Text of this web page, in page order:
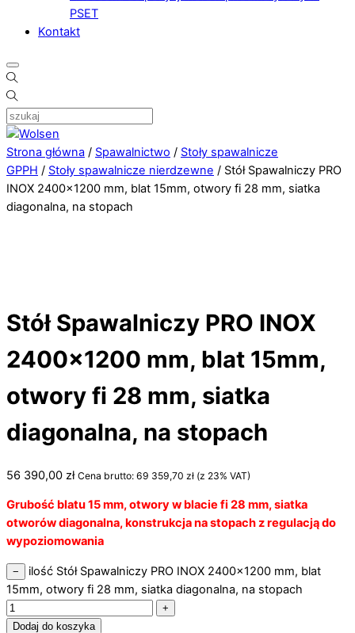
PSET
Kontakt
Strona główna / Spawalnictwo / Stoły spawalnicze
GPPH / Stoły spawalnicze nierdzewne / Stół Spawalniczy PRO
INOX 2400×1200 mm, blat 15mm, otwory fi 28 mm, siatka
diagonalna, na stopach
Stół Spawalniczy PRO INOX
2400×1200 mm, blat 15mm,
otwory fi 28 mm, siatka
diagonalna, na stopach
56 390,00 zł Cena brutto: 69 359,70 zł (z 23% VAT)
Grubość blatu 15 mm, otwory w blacie fi 28 mm, siatka
otworów diagonalna, konstrukcja na stopach z regulacją do
wypoziomowania
−
ilość Stół Spawalniczy PRO INOX 2400x1200 mm, blat
15mm, otwory fi 28 mm, siatka diagonalna, na stopach
+
Dodaj do koszyka